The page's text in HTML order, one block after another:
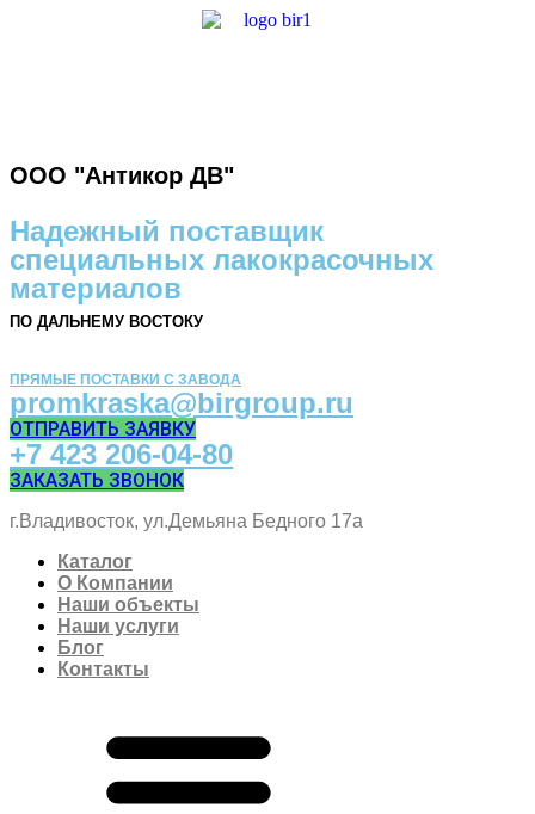
ООО "Антикор ДВ"
Надежный поставщик
специальных лакокрасочных
материалов
ПО ДАЛЬНЕМУ ВОСТОКУ
ПРЯМЫЕ ПОСТАВКИ С ЗАВОДА
promkraska@birgroup.ru
ОТПРАВИТЬ ЗАЯВКУ
+7 423 206-04-80
ЗАКАЗАТЬ ЗВОНОК
г.Владивосток, ул.Демьяна Бедного 17а
Каталог
О Компании
Наши объекты
Наши услуги
Блог
Контакты